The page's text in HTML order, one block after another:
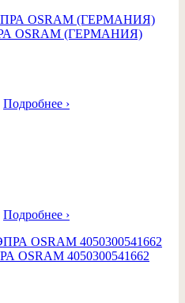
OSRAM (ГЕРМАНИЯ)
Подробнее ›
Подробнее ›
OSRAM 4050300541662